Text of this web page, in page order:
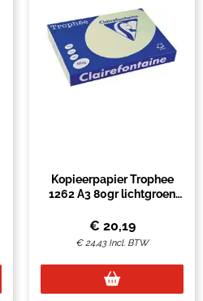
Kopieerpapier Trophee
1262 A3 80gr lichtgroen
€ 20,19
€24,43 Incl. BTW